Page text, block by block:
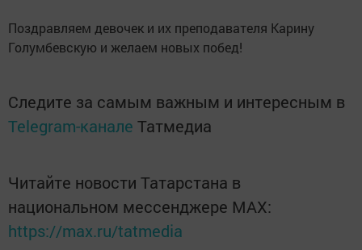
Поздравляем девочек и их преподавателя Карину
Голумбевскую и желаем новых побед!
Следите за самым важным и интересным в
Telegram-канале Татмедиа
Читайте новости Татарстана в
национальном мессенджере MАХ:
https://max.ru/tatmedia